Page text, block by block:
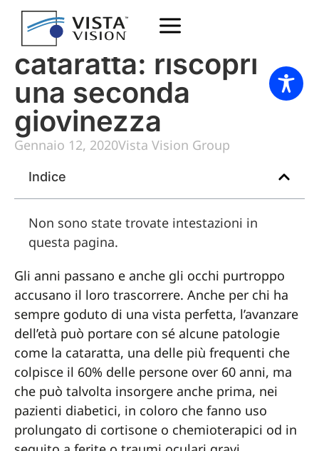
Operazione
cataratta: riscopri
una seconda
giovinezza
Gennaio 12, 2020Vista Vision Group
Indice
Non sono state trovate intestazioni in
questa pagina.
Gli anni passano e anche gli occhi purtroppo
accusano il loro trascorrere. Anche per chi ha
sempre goduto di una vista perfetta, l’avanzare
dell’età può portare con sé alcune patologie
come la cataratta, una delle più frequenti che
colpisce il 60% delle persone over 60 anni, ma
che può talvolta insorgere anche prima, nei
pazienti diabetici, in coloro che fanno uso
prolungato di cortisone o chemioterapici od in